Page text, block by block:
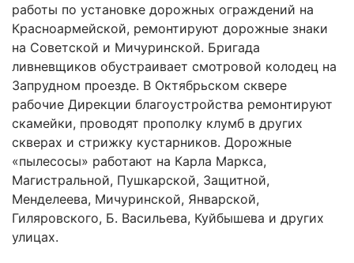
работы по установке дорожных ограждений на
Красноармейской, ремонтируют дорожные знаки
на Советской и Мичуринской. Бригада
ливневщиков обустраивает смотровой колодец на
Запрудном проезде. В Октябрьском сквере
рабочие Дирекции благоустройства ремонтируют
скамейки, проводят прополку клумб в других
скверах и стрижку кустарников. Дорожные
«пылесосы» работают на Карла Маркса,
Магистральной, Пушкарской, Защитной,
Менделеева, Мичуринской, Январской,
Гиляровского, Б. Васильева, Куйбышева и других
улицах.